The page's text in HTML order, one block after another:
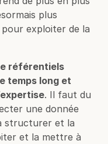
plus
pour exploiter de la
référentiels
temps long et
. Il faut du
une donnée
structurer et la
et la mettre à